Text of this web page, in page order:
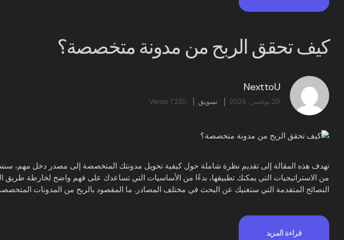
كيف تحقق الربح من مدونة متخصصة؟
NexttoU
29 نوفمبر، 2024 تسويق 1٬220 Views
تهدف هذه المقالة إلى تقديم نظرة شاملة حول كيفية تحويل مدونتك المتخصصة إلى مصدر دخل مهم،
من الاستراتيجيات التي يمكنك تطبيقها، بدءًا من الأساسيات التي تساعدك على فهم واضح لخارطة طريق
النصائح المتقدمة التي ستغنيك عن البحث في مختلف المصادر. ما المقصود بالربح من المدونات
قراءة المزيد